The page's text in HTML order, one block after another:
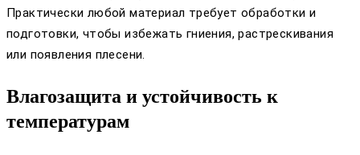
Практически любой материал требует обработки и
подготовки, чтобы избежать гниения, растрескивания
или появления плесени.
Влагозащита и устойчивость к
температурам